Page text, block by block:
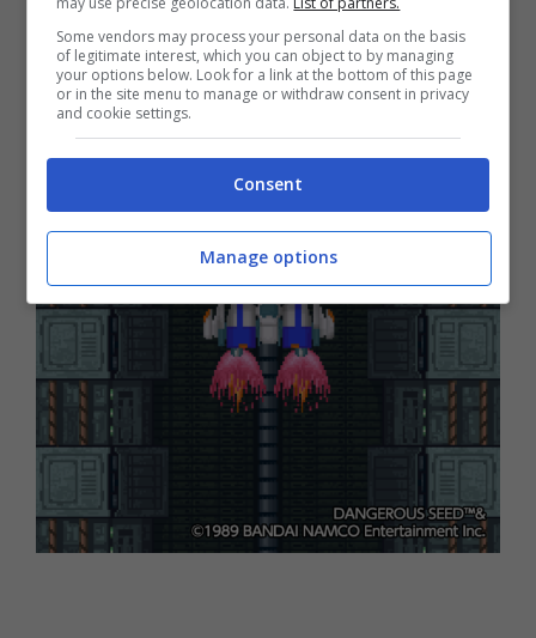
Some vendors may process your personal data on the basis
of legitimate interest, which you can object to by managing
your options below. Look for a link at the bottom of this page
or in the site menu to manage or withdraw consent in privacy
and cookie settings.
Consent
Manage options